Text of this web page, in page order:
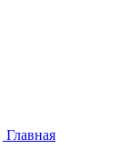
Главная